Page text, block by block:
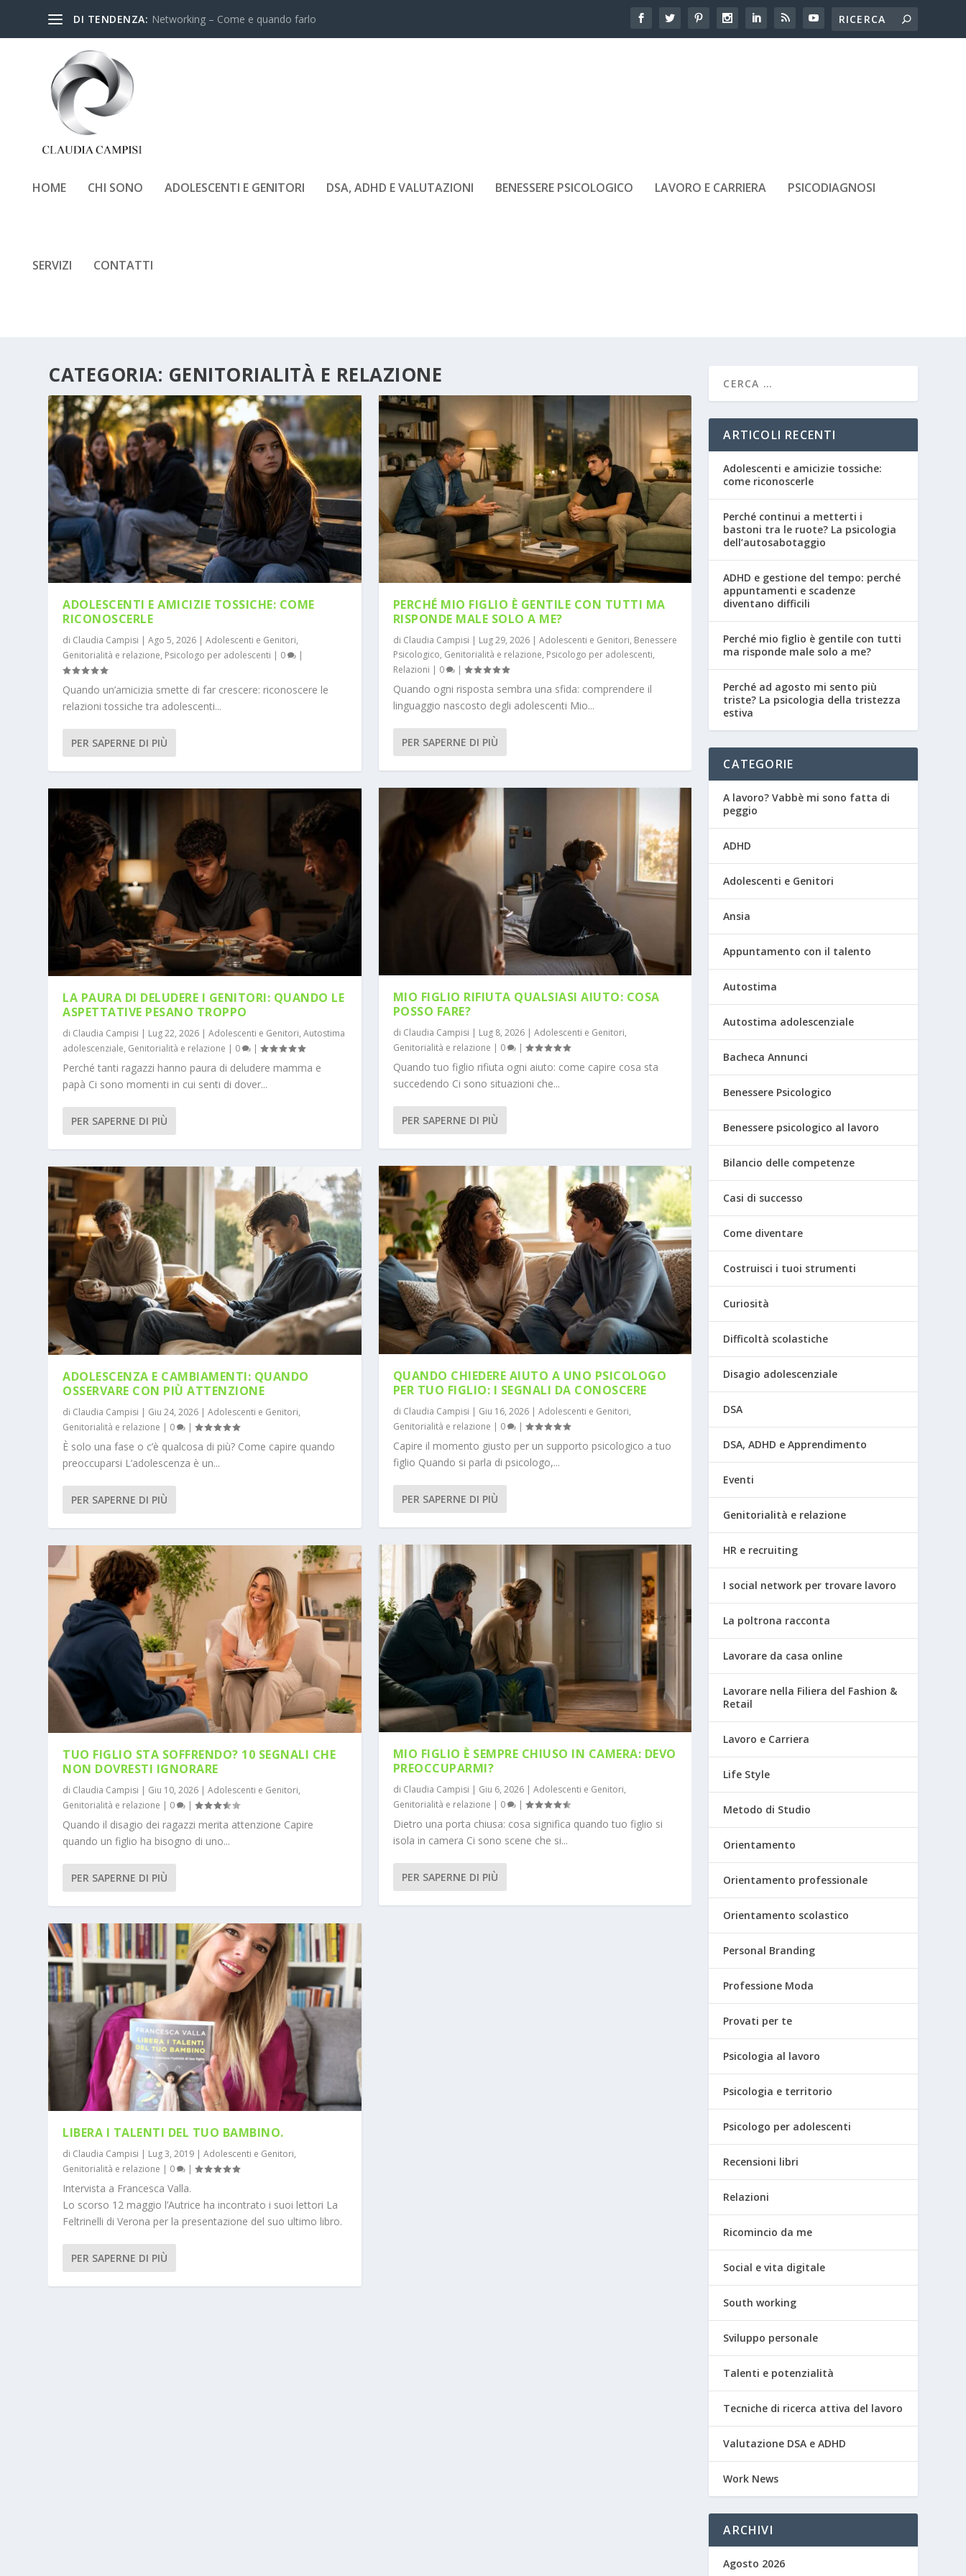
DI TENDENZA: Networking – Come e quando farlo
HOME CHI SONO ADOLESCENTI E GENITORI DSA, ADHD E VALUTAZIONI BENESSERE PSICOLOGICO LAVORO E CARRIERA PSICODIAGNOSI
SERVIZI CONTATTI
CATEGORIA: GENITORIALITÀ E RELAZIONE
ADOLESCENTI E AMICIZIE TOSSICHE: COME
RICONOSCERLE
di Claudia Campisi |Ago 5, 2026 |Adolescenti e Genitori,
Genitorialità e relazione, Psicologo per adolescenti | 0 |
Quando un’amicizia smette di far crescere: riconoscere le
relazioni tossiche tra adolescenti...
PER SAPERNE DI PIÙ
LA PAURA DI DELUDERE I GENITORI: QUANDO LE
ASPETTATIVE PESANO TROPPO
di Claudia Campisi | Lug 22, 2026 |Adolescenti e Genitori,Autostima
adolescenziale, Genitorialità e relazione | 0 |
Perché tanti ragazzi hanno paura di deludere mamma e
papà Ci sono momenti in cui senti di dover...
PER SAPERNE DI PIÙ
ADOLESCENZA E CAMBIAMENTI: QUANDO
OSSERVARE CON PIÙ ATTENZIONE
di Claudia Campisi | Giu 24, 2026 |Adolescenti e Genitori,
Genitorialità e relazione | 0 |
È solo una fase o c’è qualcosa di più? Come capire quando
preoccuparsi L’adolescenza è un...
PER SAPERNE DI PIÙ
TUO FIGLIO STA SOFFRENDO? 10 SEGNALI CHE
NON DOVRESTI IGNORARE
di Claudia Campisi | Giu 10, 2026 |Adolescenti e Genitori,
Genitorialità e relazione | 0 |
Quando il disagio dei ragazzi merita attenzione Capire
quando un figlio ha bisogno di uno...
PER SAPERNE DI PIÙ
LIBERA I TALENTI DEL TUO BAMBINO.
di Claudia Campisi | Lug 3, 2019 |Adolescenti e Genitori,
Genitorialità e relazione | 0 |
Intervista a Francesca Valla.
Lo scorso 12 maggio l’Autrice ha incontrato i suoi lettori La
Feltrinelli di Verona per la presentazione del suo ultimo libro.
PER SAPERNE DI PIÙ
PERCHÉ MIO FIGLIO È GENTILE CON TUTTI MA
RISPONDE MALE SOLO A ME?
di Claudia Campisi | Lug 29, 2026| Adolescenti e Genitori, Benessere
Psicologico, Genitorialità e relazione, Psicologo per adolescenti,
Relazioni | 0 |
Quando ogni risposta sembra una sfida: comprendere il
linguaggio nascosto degli adolescenti Mio...
PER SAPERNE DI PIÙ
MIO FIGLIO RIFIUTA QUALSIASI AIUTO: COSA
POSSO FARE?
di Claudia Campisi | Lug 8, 2026| Adolescenti e Genitori,
Genitorialità e relazione | 0 |
Quando tuo figlio rifiuta ogni aiuto: come capire cosa sta
succedendo Ci sono situazioni che...
PER SAPERNE DI PIÙ
QUANDO CHIEDERE AIUTO A UNO PSICOLOGO
PER TUO FIGLIO: I SEGNALI DA CONOSCERE
di Claudia Campisi | Giu 16, 2026| Adolescenti e Genitori,
Genitorialità e relazione | 0 |
Capire il momento giusto per un supporto psicologico a tuo
figlio Quando si parla di psicologo,...
PER SAPERNE DI PIÙ
MIO FIGLIO È SEMPRE CHIUSO IN CAMERA: DEVO
PREOCCUPARMI?
di Claudia Campisi | Giu 6, 2026| Adolescenti e Genitori,
Genitorialità e relazione | 0 |
Dietro una porta chiusa: cosa significa quando tuo figlio si
isola in camera Ci sono scene che si...
PER SAPERNE DI PIÙ
ARTICOLI RECENTI
Adolescenti e amicizie tossiche:
come riconoscerle
Perché continui a metterti i
bastoni tra le ruote? La psicologia
dell’autosabotaggio
ADHD e gestione del tempo: perché
appuntamenti e scadenze
diventano difficili
Perché mio figlio è gentile con tutti
ma risponde male solo a me?
Perché ad agosto mi sento più
triste? La psicologia della tristezza
estiva
CATEGORIE
A lavoro? Vabbè mi sono fatta di
peggio
ADHD
Adolescenti e Genitori
Ansia
Appuntamento con il talento
Autostima
Autostima adolescenziale
Bacheca Annunci
Benessere Psicologico
Benessere psicologico al lavoro
Bilancio delle competenze
Casi di successo
Come diventare
Costruisci i tuoi strumenti
Curiosità
Difficoltà scolastiche
Disagio adolescenziale
DSA
DSA, ADHD e Apprendimento
Eventi
Genitorialità e relazione
HR e recruiting
I social network per trovare lavoro
La poltrona racconta
Lavorare da casa online
Lavorare nella Filiera del Fashion &
Retail
Lavoro e Carriera
Life Style
Metodo di Studio
Orientamento
Orientamento professionale
Orientamento scolastico
Personal Branding
Professione Moda
Provati per te
Psicologia al lavoro
Psicologia e territorio
Psicologo per adolescenti
Recensioni libri
Relazioni
Ricomincio da me
Social e vita digitale
South working
Sviluppo personale
Talenti e potenzialità
Tecniche di ricerca attiva del lavoro
Valutazione DSA e ADHD
Work News
ARCHIVI
Agosto 2026